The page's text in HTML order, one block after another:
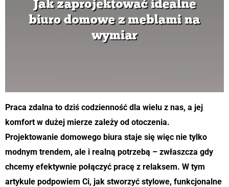
Praca zdalna to dziś codzienność dla wielu z nas, a jej
komfort w dużej mierze zależy od otoczenia.
Projektowanie domowego biura staje się więc nie tylko
modnym trendem, ale i realną potrzebą – zwłaszcza gdy
chcemy efektywnie połączyć pracę z relaksem. W tym
artykule podpowiem Ci, jak stworzyć stylowe, funkcjonalne